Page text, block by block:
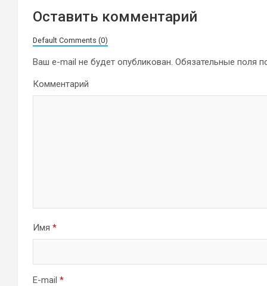
Оставить комментарий
Default Comments (0)
Ваш e-mail не будет опубликован. Обязательные поля
Комментарий
Имя *
E-mail *